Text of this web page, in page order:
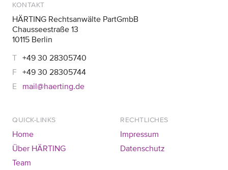
KONTAKT
HÄRTING Rechtsanwälte PartGmbB
Chausseestraße 13
10115 Berlin
+49 30 28305740
+49 30 28305744
mail@haerting.de
QUICK-LINKS
Home
Über HÄRTING
Team
RECHTLICHES
Impressum
Datenschutz